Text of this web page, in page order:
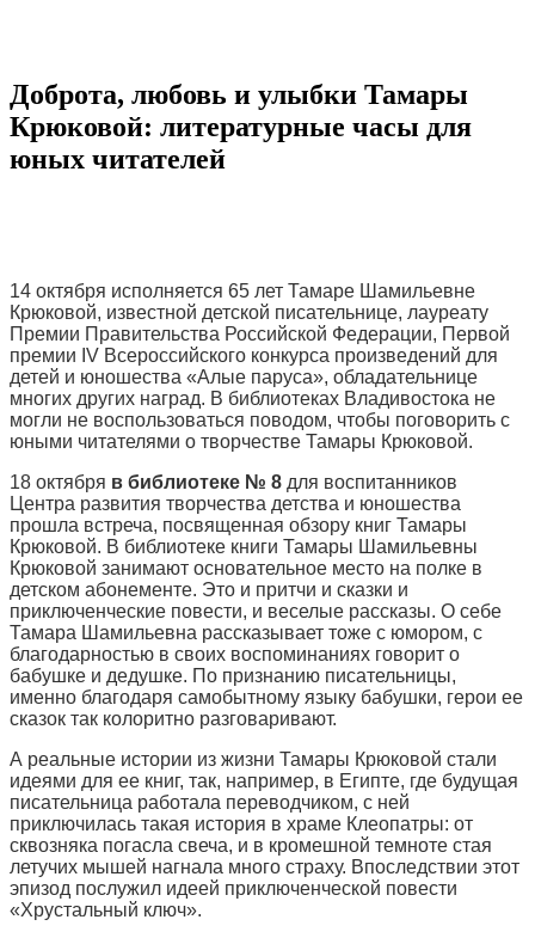
Доброта, любовь и улыбки Тамары
Крюковой: литературные часы для
юных читателей
14 октября исполняется 65 лет Тамаре Шамильевне
Крюковой, известной детской писательнице, лауреату
Премии Правительства Российской Федерации, Первой
премии IV Всероссийского конкурса произведений для
детей и юношества «Алые паруса», обладательнице
многих других наград. В библиотеках Владивостока не
могли не воспользоваться поводом, чтобы поговорить с
юными читателями о творчестве Тамары Крюковой.
18 октября в библиотеке № 8 для воспитанников
Центра развития творчества детства и юношества
прошла встреча, посвященная обзору книг Тамары
Крюковой. В библиотеке книги Тамары Шамильевны
Крюковой занимают основательное место на полке в
детском абонементе. Это и притчи и сказки и
приключенческие повести, и веселые рассказы. О себе
Тамара Шамильевна рассказывает тоже с юмором, с
благодарностью в своих воспоминаниях говорит о
бабушке и дедушке. По признанию писательницы,
именно благодаря самобытному языку бабушки, герои ее
сказок так колоритно разговаривают.
А реальные истории из жизни Тамары Крюковой стали
идеями для ее книг, так, например, в Египте, где будущая
писательница работала переводчиком, с ней
приключилась такая история в храме Клеопатры: от
сквозняка погасла свеча, и в кромешной темноте стая
летучих мышей нагнала много страху. Впоследствии этот
эпизод послужил идеей приключенческой повести
«Хрустальный ключ».